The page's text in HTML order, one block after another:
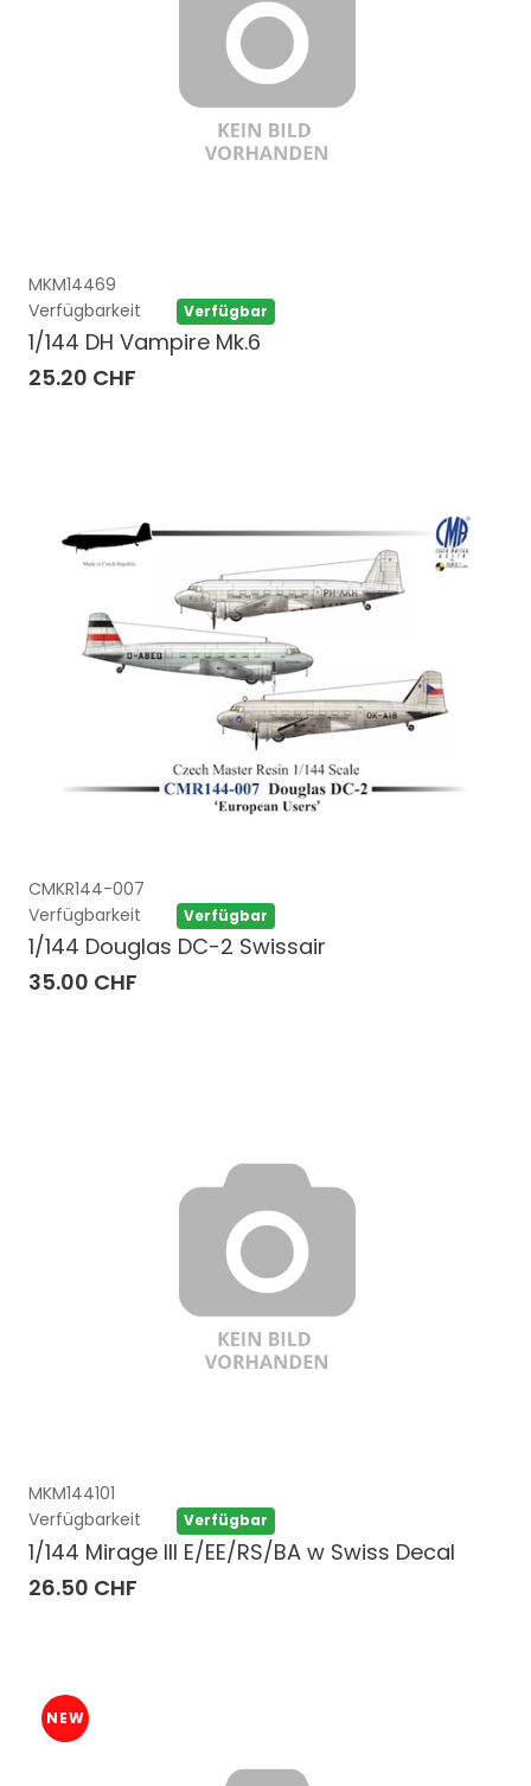
MKM14469
Verfügbarkeit
Verfügbar
1/144 DH Vampire Mk.6
25.20 CHF
CMKR144-007
Verfügbarkeit
Verfügbar
1/144 Douglas DC-2 Swissair
35.00 CHF
MKM144101
Verfügbarkeit
Verfügbar
1/144 Mirage III E/EE/RS/BA w Swiss Decal
26.50 CHF
NEW